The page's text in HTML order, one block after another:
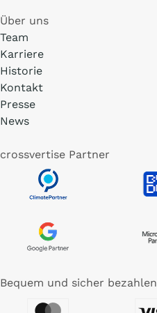
Über uns
Team
Karriere
Historie
Kontakt
Presse
News
crossvertise Partner
Bequem und sicher bezahlen